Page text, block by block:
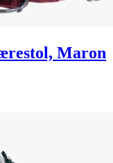
Maron